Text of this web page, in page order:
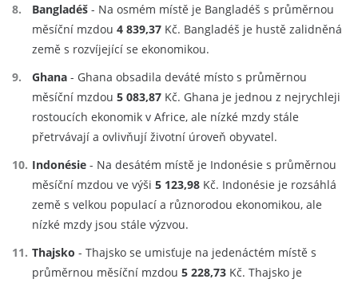
Bangladéš - Na osmém místě je Bangladéš s průměrnou
měsíční mzdou 4 839,37 Kč. Bangladéš je hustě zalidněná
země s rozvíjející se ekonomikou.
Ghana - Ghana obsadila deváté místo s průměrnou
měsíční mzdou 5 083,87 Kč. Ghana je jednou z nejrychleji
rostoucích ekonomik v Africe, ale nízké mzdy stále
přetrvávají a ovlivňují životní úroveň obyvatel.
Indonésie - Na desátém místě je Indonésie s průměrnou
měsíční mzdou ve výši 5 123,98 Kč. Indonésie je rozsáhlá
země s velkou populací a různorodou ekonomikou, ale
nízké mzdy jsou stále výzvou.
Thajsko - Thajsko se umisťuje na jedenáctém místě s
průměrnou měsíční mzdou 5 228,73 Kč. Thajsko je